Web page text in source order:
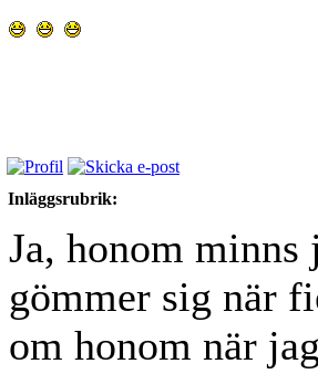
Inläggsrubrik:
Ja, honom minns
gömmer sig när
om honom när